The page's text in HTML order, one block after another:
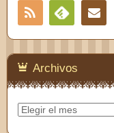
RSS
Feedly
Archivos
Archivos